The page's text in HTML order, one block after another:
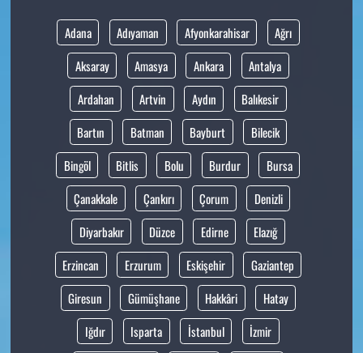
Adana Adıyaman Afyonkarahisar
Ağrı
Aksaray
Amasya Ankara
Antalya
Ardahan
Artvin Aydın
Balıkesir
Bartın
Batman Bayburt
Bilecik
Bingöl
Bitlis Bolu Burdur
Bursa
Çanakkale
Çankırı Çorum
Denizli
Diyarbakır
Düzce Edirne
Elazığ
Erzincan
Erzurum Eskişehir
Gaziantep
Giresun
Gümüşhane Hakkâri
Hatay
Iğdır
Isparta İstanbul
İzmir